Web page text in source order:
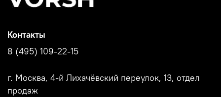
Контакты
8 (495) 109-22-15
г. Москва, 4-й Лихачёвский переулок, 13, отдел
продаж